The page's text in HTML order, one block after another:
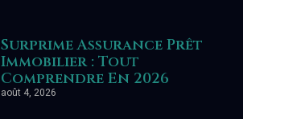
Surprime Assurance Prêt
Immobilier : Tout
Comprendre En 2026
août 4, 2026